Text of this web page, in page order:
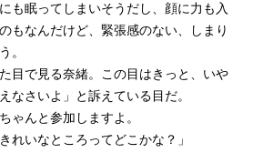
も眠ってしまいそうだし、顔に力も入
もなんだけど、緊張感のない、しまり
。
目で見る奈緒。この目はきっと、いや
なさいよ」と訴えている目だ。
ゃんと参加しますよ。
れいなところってどこかな？」